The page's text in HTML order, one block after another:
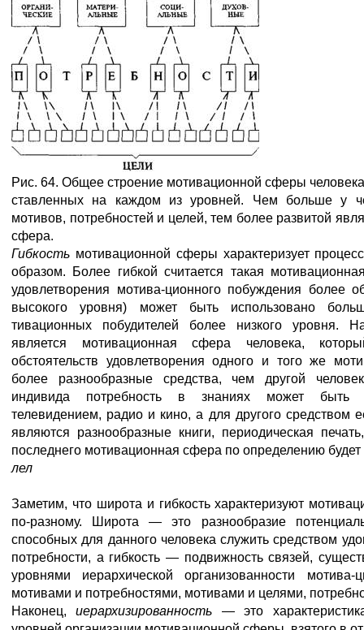
Рис. 64. Общее строение мотивационной сферы человека
ставленных на каждом из уровней. Чем больше у
мотивов, потребностей и целей, тем более развитой
сфера.
Гибкость мотивационной сферы характеризует
образом. Более гибкой считается такая
удовлетворения мотива-ционного побуждения более
высокого уровня) может быть использовано
тивационных побудителей более низкого уровня.
является мотивационная сфера человека,
обстоятельств удовлетворения одного и того же
более разнообразные средства, чем другой
индивида потребность в знаниях может быть
телевидением, радио и кино, а для другого средством
являются разнообразные книги, периодическая
последнего мотивационная сфера по определению будет
лел
Заметим, что широта и гибкость характеризуют
по-разному. Широта — это разнообразие
способных для данного человека служить средством
потребности, а гибкость — подвижность связей,
уровнями иерархической организованности
мотивами и потребностями, мотивами и целями,
Наконец,иерархизированность — это